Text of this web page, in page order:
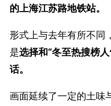
的上海江苏路地铁站。
形式上与去年有所不同
是选择和“冬至热搜榜
话。
画面延续了一定的土味